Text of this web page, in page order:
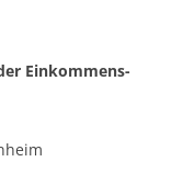
Einkommens-